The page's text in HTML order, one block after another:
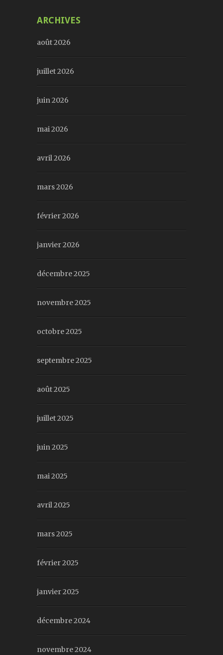
ARCHIVES
août 2026
juillet 2026
juin 2026
mai 2026
avril 2026
mars 2026
février 2026
janvier 2026
décembre 2025
novembre 2025
octobre 2025
septembre 2025
août 2025
juillet 2025
juin 2025
mai 2025
avril 2025
mars 2025
février 2025
janvier 2025
décembre 2024
novembre 2024